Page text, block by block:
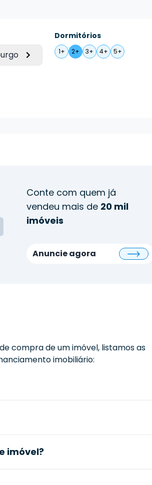
Dormitórios
1+ 2+ 3+ 4+ 5+
Conte com quem já
vendeu mais de 20 mil
imóveis
Anuncie agora
compra de um imóvel, listamos as
imobiliário:
imóvel?